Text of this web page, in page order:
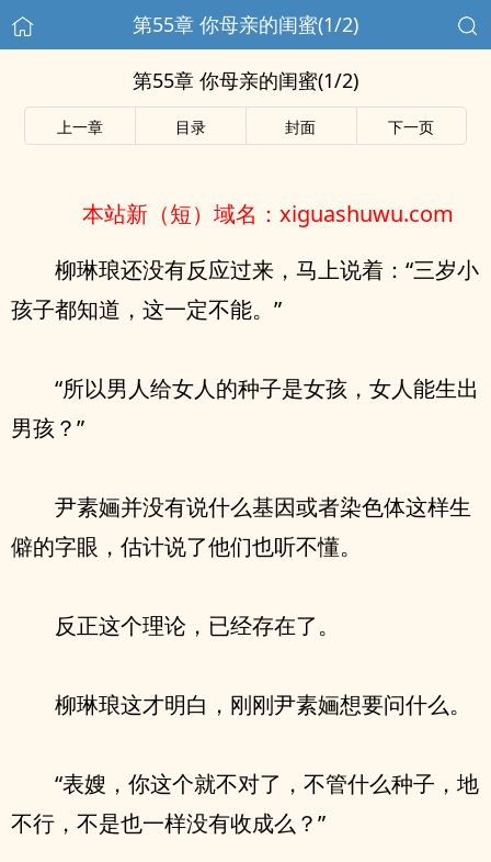
第55章 你母亲的闺蜜(1/2)
第55章 你母亲的闺蜜(1/2)
上一章 目录 封面 下一页
本站新（短）域名：xiguashuwu.com
柳琳琅还没有反应过来，马上说着：“三岁小
孩子都知道，这一定不能。”
“所以男人给女人的种子是女孩，女人能生出
男孩？”
尹素婳并没有说什么基因或者染色体这样生
僻的字眼，估计说了他们也听不懂。
反正这个理论，已经存在了。
柳琳琅这才明白，刚刚尹素婳想要问什么。
“表嫂，你这个就不对了，不管什么种子，地
不行，不是也一样没有收成么？”